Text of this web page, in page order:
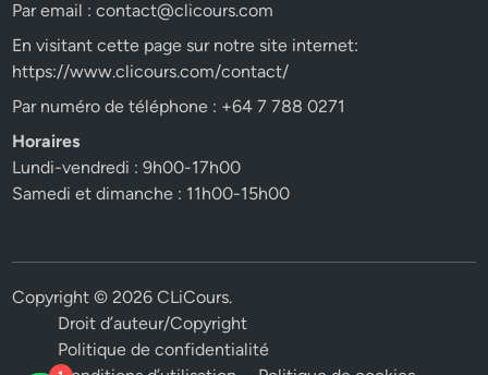
Par email :contact@clicours.com
En visitant cette page sur notre site internet:
https://www.clicours.com/contact/
Par numéro de téléphone : +64 7 788 0271
Horaires
Lundi-vendredi : 9h00-17h00
Samedi et dimanche : 11h00-15h00
Copyright © 2026CLiCours.
Droit d’auteur/Copyright
Politique de confidentialité